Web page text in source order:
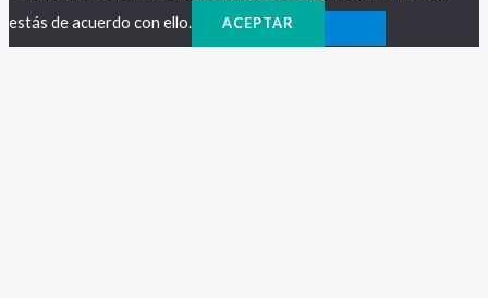
estás de acuerdo con ello.
ACEPTAR